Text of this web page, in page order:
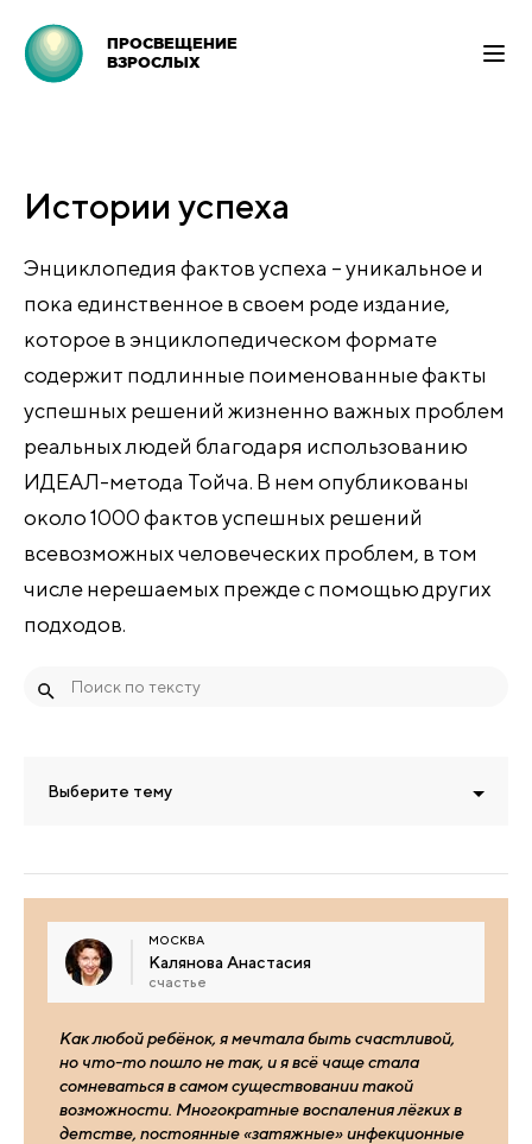
ПРОСВЕЩЕНИЕ
ВЗРОСЛЫХ
Истории успеха
Энциклопедия фактов успеха – уникальное и
пока единственное в своем роде издание,
которое в энциклопедическом формате
содержит подлинные поименованные факты
успешных решений жизненно важных проблем
реальных людей благодаря использованию
ИДЕАЛ-метода Тойча. В нем опубликованы
около 1000 фактов успешных решений
всевозможных человеческих проблем, в том
числе нерешаемых прежде с помощью других
подходов.
Выберите тему
МОСКВА
Калянова Анастасия
счастье
Как любой ребёнок, я мечтала быть счастливой,
но что-то пошло не так, и я всё чаще стала
сомневаться в самом существовании такой
возможности. Многократные воспаления лёгких в
детстве, постоянные «затяжные» инфекционные